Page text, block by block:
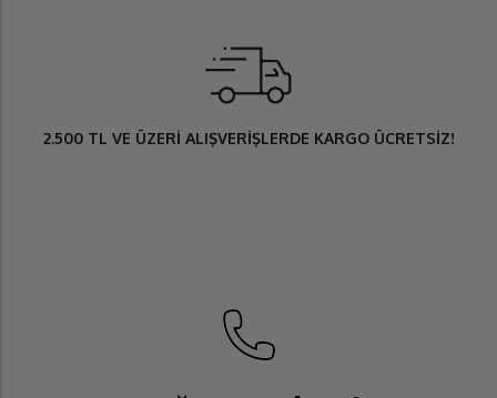
2.500 TL VE ÜZERİ ALIŞVERİŞLERDE KARGO ÜCRETSİZ!